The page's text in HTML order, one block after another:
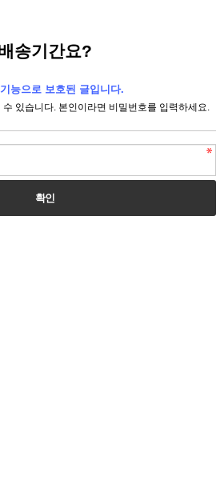
송기간요?
능으로 보호된 글입니다.
있습니다. 본인이라면 비밀번호를 입력하세요.